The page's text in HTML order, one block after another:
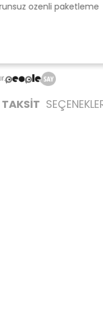
TAKSİT